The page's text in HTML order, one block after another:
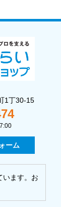
1丁30-15
ーム
います。お